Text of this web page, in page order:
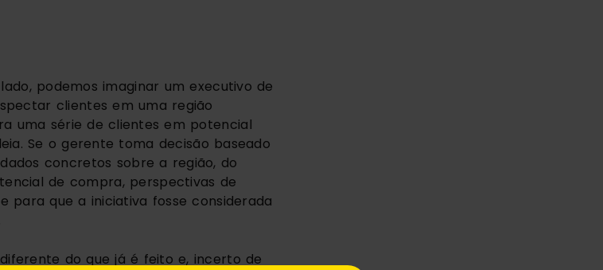
podemos imaginar um executivo de
clientes em uma região
uma série de clientes em potencial
Se o gerente toma decisão baseado
concretos sobre a região, do
de compra, perspectivas de
para que a iniciativa fosse considerada
do que já é feito e, incerto de